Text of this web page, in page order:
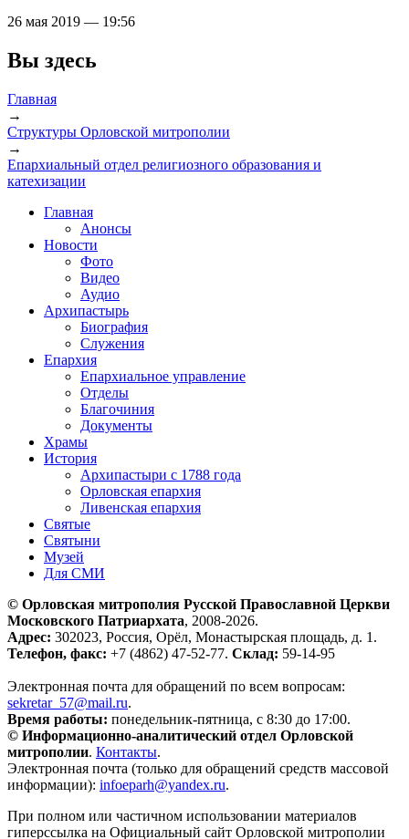
26 мая 2019 — 19:56
Вы здесь
Главная
→
Структуры Орловской митрополии
→
Епархиальный отдел религиозного образования и
катехизации
Главная
Анонсы
Новости
Фото
Видео
Аудио
Архипастырь
Биография
Служения
Епархия
Епархиальное управление
Отделы
Благочиния
Документы
Храмы
История
Архипастыри с 1788 года
Орловская епархия
Ливенская епархия
Святые
Святыни
Музей
Для СМИ
© Орловская митрополия Русской Православной Церкви
Московского Патриархата, 2008-2026.
Адрес: 302023, Россия, Орёл, Монастырская площадь, д. 1.
Телефон, факс: +7 (4862) 47-52-77. Склад: 59-14-95
Электронная почта для обращений по всем вопросам:
sekretar_57@mail.ru.
Время работы: понедельник-пятница, с 8:30 до 17:00.
© Информационно-аналитический отдел Орловской
митрополии. Контакты.
Электронная почта (только для обращений средств массовой
информации): infoeparh@yandex.ru.
При полном или частичном использовании материалов
гиперссылка на Официальный сайт Орловской митрополии